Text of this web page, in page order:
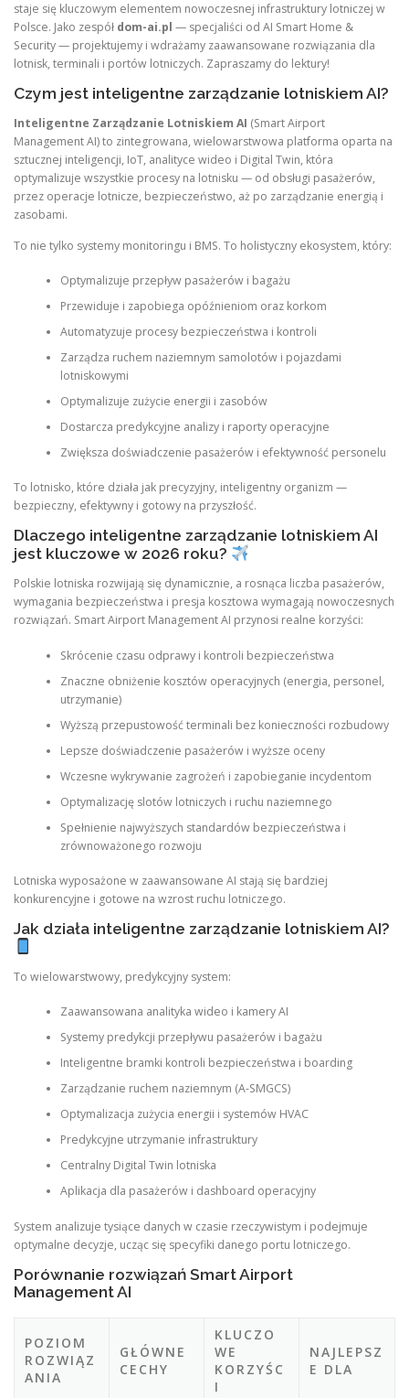
staje się kluczowym elementem nowoczesnej infrastruktury lotniczej w
Polsce. Jako zespół dom-ai.pl — specjaliści od AI Smart Home &
Security — projektujemy i wdrażamy zaawansowane rozwiązania dla
lotnisk, terminali i portów lotniczych. Zapraszamy do lektury!
Czym jest inteligentne zarządzanie lotniskiem AI?
Inteligentne Zarządzanie Lotniskiem AI (Smart Airport
Management AI) to zintegrowana, wielowarstwowa platforma oparta na
sztucznej inteligencji, IoT, analityce wideo i Digital Twin, która
optymalizuje wszystkie procesy na lotnisku — od obsługi pasażerów,
przez operacje lotnicze, bezpieczeństwo, aż po zarządzanie energią i
zasobami.
To nie tylko systemy monitoringu i BMS. To holistyczny ekosystem, który:
Optymalizuje przepływ pasażerów i bagażu
Przewiduje i zapobiega opóźnieniom oraz korkom
Automatyzuje procesy bezpieczeństwa i kontroli
Zarządza ruchem naziemnym samolotów i pojazdami
lotniskowymi
Optymalizuje zużycie energii i zasobów
Dostarcza predykcyjne analizy i raporty operacyjne
Zwiększa doświadczenie pasażerów i efektywność personelu
To lotnisko, które działa jak precyzyjny, inteligentny organizm —
bezpieczny, efektywny i gotowy na przyszłość.
Dlaczego inteligentne zarządzanie lotniskiem AI
jest kluczowe w 2026 roku?
Polskie lotniska rozwijają się dynamicznie, a rosnąca liczba pasażerów,
wymagania bezpieczeństwa i presja kosztowa wymagają nowoczesnych
rozwiązań. Smart Airport Management AI przynosi realne korzyści:
Skrócenie czasu odprawy i kontroli bezpieczeństwa
Znaczne obniżenie kosztów operacyjnych (energia, personel,
utrzymanie)
Wyższą przepustowość terminali bez konieczności rozbudowy
Lepsze doświadczenie pasażerów i wyższe oceny
Wczesne wykrywanie zagrożeń i zapobieganie incydentom
Optymalizację slotów lotniczych i ruchu naziemnego
Spełnienie najwyższych standardów bezpieczeństwa i
zrównoważonego rozwoju
Lotniska wyposażone w zaawansowane AI stają się bardziej
konkurencyjne i gotowe na wzrost ruchu lotniczego.
Jak działa inteligentne zarządzanie lotniskiem AI?
To wielowarstwowy, predykcyjny system:
Zaawansowana analityka wideo i kamery AI
Systemy predykcji przepływu pasażerów i bagażu
Inteligentne bramki kontroli bezpieczeństwa i boarding
Zarządzanie ruchem naziemnym (A-SMGCS)
Optymalizacja zużycia energii i systemów HVAC
Predykcyjne utrzymanie infrastruktury
Centralny Digital Twin lotniska
Aplikacja dla pasażerów i dashboard operacyjny
System analizuje tysiące danych w czasie rzeczywistym i podejmuje
optymalne decyzje, ucząc się specyfiki danego portu lotniczego.
Porównanie rozwiązań Smart Airport
Management AI
POZIOM
ROZWIĄZ
ANIA
GŁÓWNE
CECHY
KLUCZO
WE
KORZYŚC
I
NAJLEPSZ
E DLA